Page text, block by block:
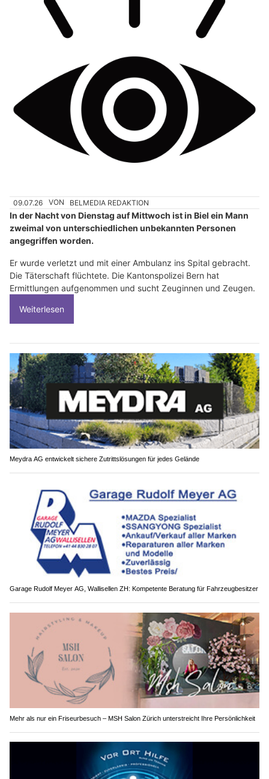
09.07.26 VON BELMEDIA REDAKTION
In der Nacht von Dienstag auf Mittwoch ist in Biel ein Mann
zweimal von unterschiedlichen unbekannten Personen
angegriffen worden.
Er wurde verletzt und mit einer Ambulanz ins Spital gebracht.
Die Täterschaft flüchtete. Die Kantonspolizei Bern hat
Ermittlungen aufgenommen und sucht Zeuginnen und Zeugen.
Weiterlesen
Meydra AG entwickelt sichere Zutrittslösungen für jedes Gelände
Garage Rudolf Meyer AG, Wallisellen ZH: Kompetente Beratung für Fahrzeugbesitzer
Mehr als nur ein Friseurbesuch – MSH Salon Zürich unterstreicht Ihre Persönlichkeit